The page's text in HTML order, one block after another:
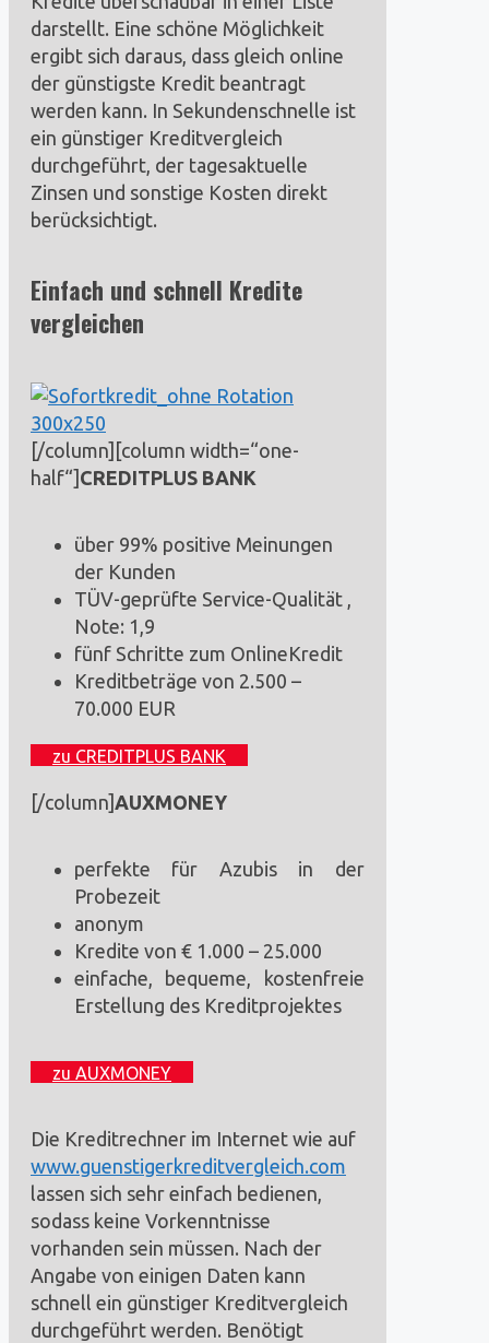
darstellt. Eine schöne Möglichkeit
ergibt sich daraus, dass gleich online
der günstigste Kredit beantragt
werden kann. In Sekundenschnelle ist
ein günstiger Kreditvergleich
durchgeführt, der tagesaktuelle
Zinsen und sonstige Kosten direkt
berücksichtigt.
Einfach und schnell Kredite
vergleichen
[/column][column width=“one-
half“] CREDITPLUS BANK
über 99% positive Meinungen
der Kunden
TÜV-geprüfte Service-Qualität ,
Note: 1,9
fünf Schritte zum OnlineKredit
Kreditbeträge von 2.500 –
70.000 EUR
zu CREDITPLUS BANK
[/column]AUXMONEY
perfekte für Azubis in der
Probezeit
anonym
Kredite von € 1.000 – 25.000
einfache, bequeme, kostenfreie
Erstellung des Kreditprojektes
zu AUXMONEY
Die Kreditrechner im Internet wie auf
www.guenstigerkreditvergleich.com
lassen sich sehr einfach bedienen,
sodass keine Vorkenntnisse
vorhanden sein müssen. Nach der
Angabe von einigen Daten kann
schnell ein günstiger Kreditvergleich
durchgeführt werden. Benötigt